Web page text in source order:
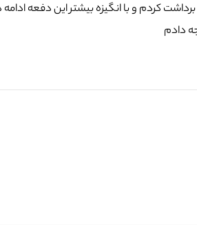
کردم و با انگیزه بیشتر این دفعه
دادم